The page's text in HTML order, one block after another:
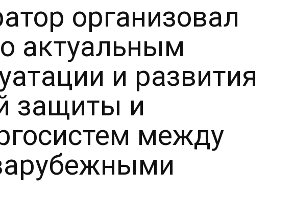
организовал
актуальным
и развития
защиты и
между